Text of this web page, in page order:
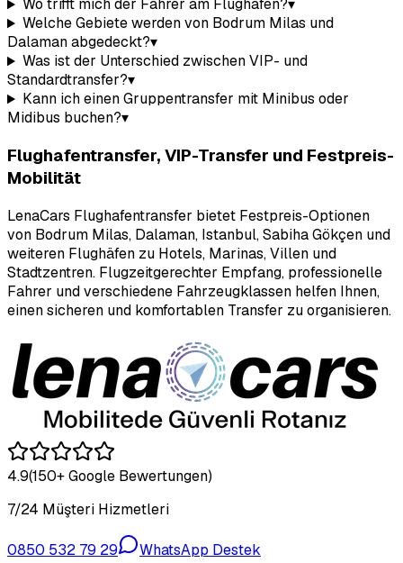
Wo trifft mich der Fahrer am Flughafen?▾
Welche Gebiete werden von Bodrum Milas und
Dalaman abgedeckt?▾
Was ist der Unterschied zwischen VIP- und
Standardtransfer?▾
Kann ich einen Gruppentransfer mit Minibus oder
Midibus buchen?▾
Flughafentransfer, VIP-Transfer und Festpreis-
Mobilität
LenaCars Flughafentransfer bietet Festpreis-Optionen
von Bodrum Milas, Dalaman, Istanbul, Sabiha Gökçen und
weiteren Flughäfen zu Hotels, Marinas, Villen und
Stadtzentren. Flugzeitgerechter Empfang, professionelle
Fahrer und verschiedene Fahrzeugklassen helfen Ihnen,
einen sicheren und komfortablen Transfer zu organisieren.
4.9(150+ Google Bewertungen)
7/24 Müşteri Hizmetleri
0850 532 79 29
WhatsApp Destek